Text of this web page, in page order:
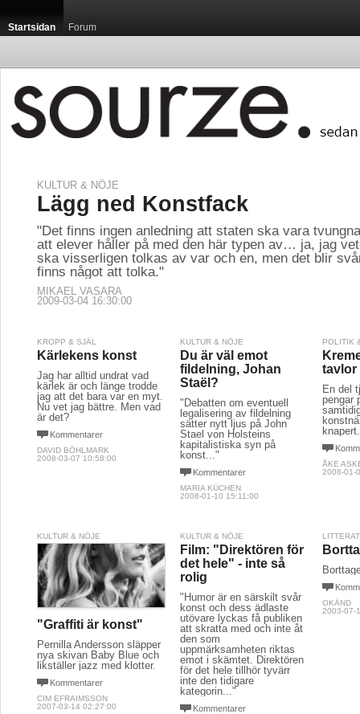
Startsidan Forum
KULTUR & NÖJE
Lägg ned Konstfack
"Det finns ingen anledning att staten ska vara
att elever håller på med den här typen av… ja, jag
ska visserligen tolkas av var och en, men det blir
finns något att tolka."
MIKAEL VASARA
2009-03-04 16:30:00
KROPP & SJÄL
Kärlekens konst
Jag har alltid undrat vad
kärlek är och länge trodde
jag att det bara var en myt.
Nu vet jag bättre. Men vad
är det?
Kommentarer
DAVID BÖHLMARK
2008-03-07 10:58:00
KULTUR & NÖJE
Du är väl emot
fildelning, Johan
Staël?
"Debatten om eventuell
legalisering av fildelning
sätter nytt ljus på John
Stael von Holsteins
kapitalistiska syn på
konst..."
Kommentarer
MARIA KÜCHEN
2008-01-10 15:11:00
POLITIK
tavlor
En del
pengar
knapert.
ÅKE
2008-01-
KULTUR & NÖJE
"Graffiti är konst"
Pernilla Andersson släpper
nya skivan Baby Blue och
likställer jazz med klotter.
Kommentarer
CIM EFRAIMSSON
2007-03-14 02:27:00
KULTUR & NÖJE
Film: "Direktören för
det hele" - inte så
rolig
"Humor är en särskilt svår
konst och dess ädlaste
utövare lyckas få publiken
att skratta med och inte åt
den som
uppmärksamheten riktas
emot i skämtet. Direktören
för det hele tillhör tyvärr
inte den tidigare
kategorin..."
Kommentarer
OKÄND
2003-07-